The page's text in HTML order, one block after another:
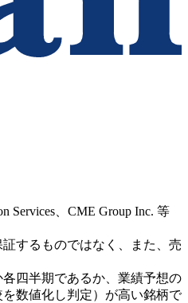
、CME Group Inc. 等
するものではなく、また、売
四半期であるか、業績予想の
数値化し判定）が高い銘柄で